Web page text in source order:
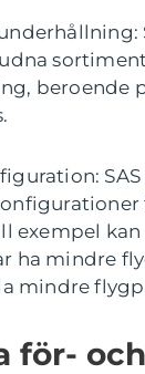
beroende
exempel kan
ha mindre
mindre
för- och